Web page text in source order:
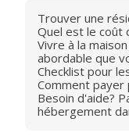
Trouver une
Quel est le coût
Vivre à la
abordable que
Checklist pour
Comment payer
Besoin d'aide?
hébergement